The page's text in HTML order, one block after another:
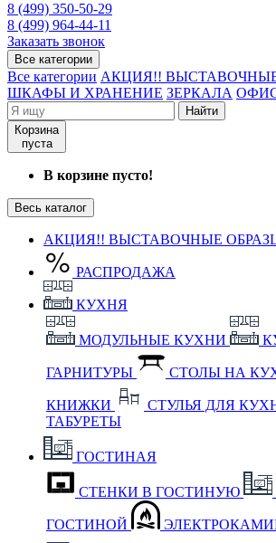
8 (499) 350-50-29
8 (499) 964-44-11
Заказать звонок
Все категории
Все категории АКЦИЯ!!
ШКАФЫ И ХРАНЕНИЕ ЗЕРКАЛА
Найти
Корзина
пуста
В корзине пусто!
Весь каталог
АКЦИЯ!! ВЫСТАВОЧНЫЕ
РАСПРОДАЖА
КУХНЯ
МОДУЛЬНЫЕ КУХНИ
ГАРНИТУРЫ СТОЛЫ НА
КНИЖКИ
СТУЛЬЯ ДЛЯ
ТАБУРЕТЫ
ГОСТИНАЯ
СТЕНКИ В ГОСТИНУЮ
ГОСТИНОЙ